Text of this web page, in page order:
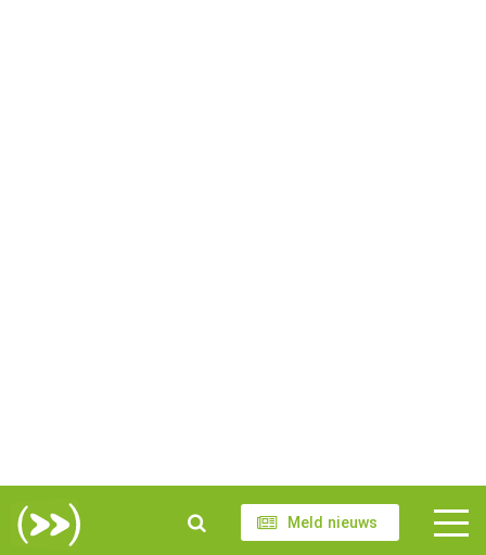
Meld nieuws